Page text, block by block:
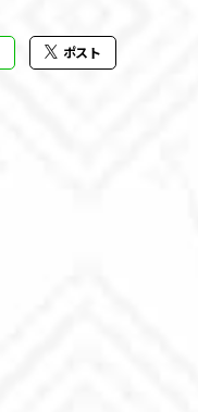
ポスト